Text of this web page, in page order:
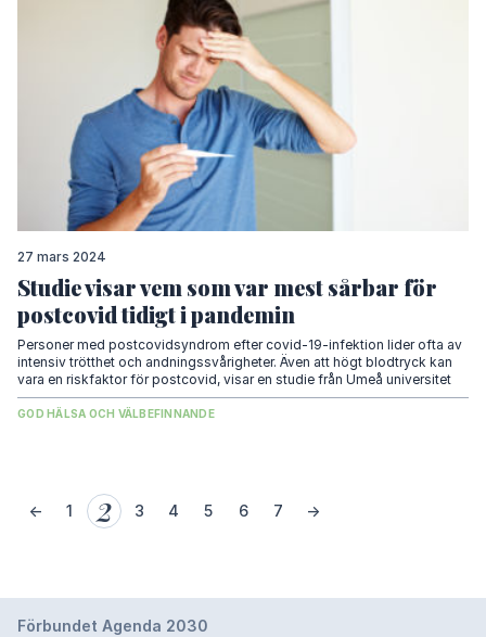
27 mars 2024
Studie visar vem som var mest sårbar för
postcovid tidigt i pandemin
Personer med postcovidsyndrom efter covid-19-infektion lider ofta av
intensiv trötthet och andningssvårigheter. Även att högt blodtryck kan
vara en riskfaktor för postcovid, visar en studie från Umeå universitet
GOD HÄLSA OCH VÄLBEFINNANDE
← 1 2 3 4 5 6 7 →
Förbundet Agenda 2030